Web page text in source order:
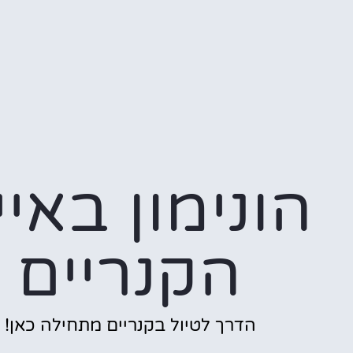
הונימון
הקנריים
הדרך לטיול בקנריים מתחילה כאן!